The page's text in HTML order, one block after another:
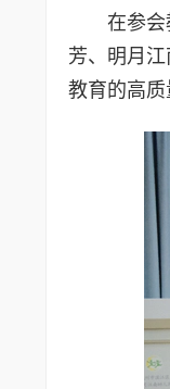
在参会
芳、明月
教育的高质